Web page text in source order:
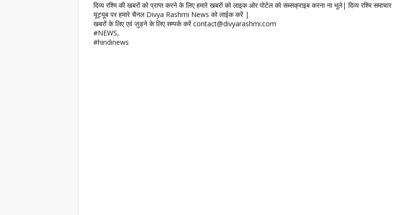
दिव्य रश्मि की खबरों को प्राप्त करने के लिए हमारे खबरों को लाइक ओर पोर्टल को सब्सक्राइब करना ना भूले| दिव्य रश्मि समाचार
यूट्यूब पर हमारे चैनल Divya Rashmi News को लाईक करें |
खबरों के लिए एवं जुड़ने के लिए सम्पर्क करें contact@divyarashmi.com
#NEWS,
#hindinews